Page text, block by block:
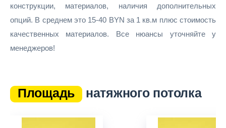
конструкции, материалов, наличия дополнительных
опций. В среднем это 15-40 BYN за 1 кв.м плюс стоимость
качественных материалов. Все нюансы уточняйте у
менеджеров!
Площадь натяжного потолка